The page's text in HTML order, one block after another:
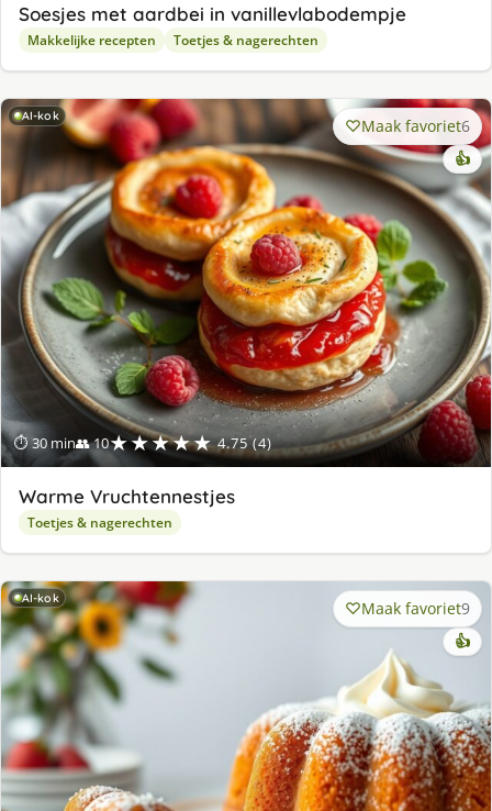
Soesjes met aardbei in vanillevlabodempje
Makkelijke recepten Toetjes & nagerechten
AI-kok
⏱ 30 min👥 10★★★★★ 4.75 (4)
Maak favoriet6
👍
Warme Vruchtennestjes
Toetjes & nagerechten
AI-kok Maak favoriet9
👍